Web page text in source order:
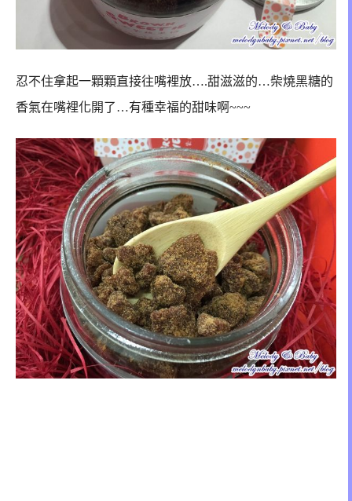
忍不住拿起一顆顆直接往嘴裡放….甜滋滋的…柴燒黑糖的
香氣在嘴裡化開了…有種幸福的甜味啊~~~